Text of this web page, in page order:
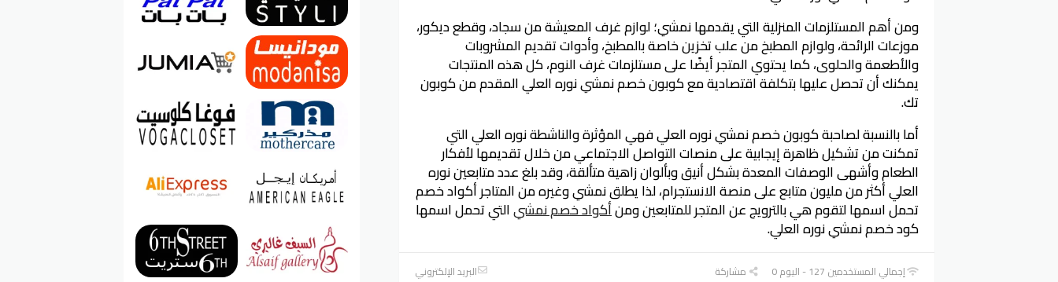
ومن أهم المستلزمات المنزلية التي يقدمها نمشي؛ لوازم غرف المعيشة من سجاد، وقطع ديكور،
موزعات الرائحة، ولوازم المطبخ من علب تخزين خاصة بالمطبخ، وأدوات تقديم المشروبات
والأطعمة والحلوى، كما يحتوي المتجر أيضًا على مستلزمات غرف النوم، كل هذه المنتجات
يمكنك أن تحصل عليها بتكلفة اقتصادية مع كوبون خصم نمشي نوره العلي المقدم من كوبون
تك.
أما بالنسبة لصاحبة كوبون خصم نمشي نوره العلي فهي المؤثرة والناشطة نوره العلي التي
تمكنت من تشكيل ظاهرة إيجابية على منصات التواصل الاجتماعي من خلال تقديمها لأفكار
الطعام وأشهى الوصفات المعدة بشكل أنيق وبألوان زاهية متألقة، وقد بلغ عدد متابعين نوره
العلي أكثر من مليون متابع على منصة الانستجرام، لذا يطلق نمشي وغيره من المتاجر أكواد خصم
تحمل اسمها لتقوم هي بالترويج عن المتجر للمتابعين ومنأكواد خصم نمشيالتي تحمل اسمها
كود خصم نمشي نوره العلي.
إجمالي المستخدمين 127 - اليوم 0 مشاركة البريد الإلكتروني